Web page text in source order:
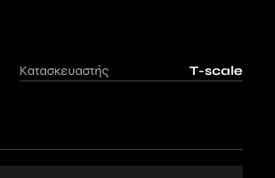
Κατασκευαστής T-scale